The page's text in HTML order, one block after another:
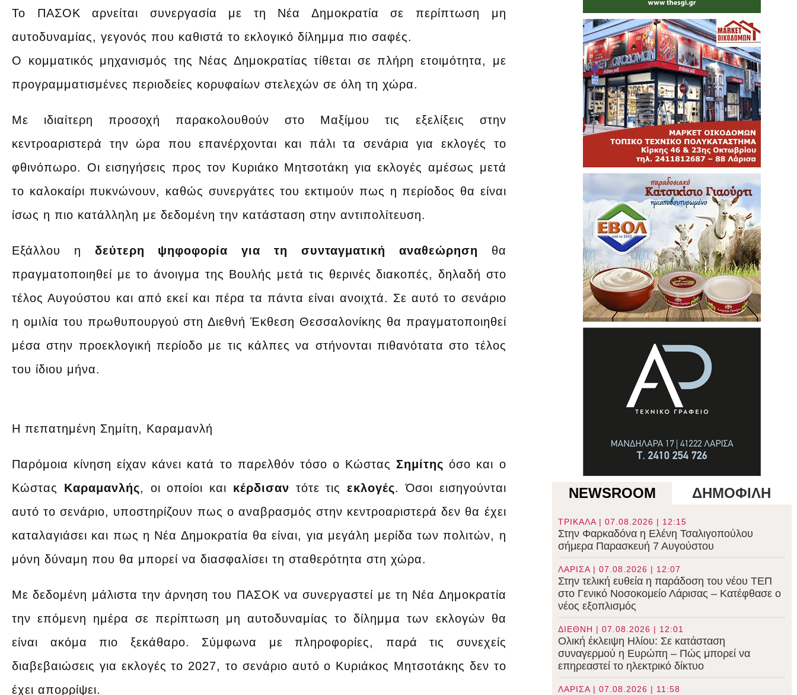
Το ΠΑΣΟΚ αρνείται συνεργασία με τη Νέα Δημοκρατία σε περίπτωση μη
αυτοδυναμίας, γεγονός που καθιστά το εκλογικό δίλημμα πιο σαφές.
Ο κομματικός μηχανισμός της Νέας Δημοκρατίας τίθεται σε πλήρη ετοιμότητα, με
προγραμματισμένες περιοδείες κορυφαίων στελεχών σε όλη τη χώρα.
Με ιδιαίτερη προσοχή παρακολουθούν στο Μαξίμου τις εξελίξεις στην
κεντροαριστερά την ώρα που επανέρχονται και πάλι τα σενάρια για εκλογές το
φθινόπωρο. Οι εισηγήσεις προς τον Κυριάκο Μητσοτάκη για εκλογές αμέσως μετά
το καλοκαίρι πυκνώνουν, καθώς συνεργάτες του εκτιμούν πως η περίοδος θα είναι
ίσως η πιο κατάλληλη με δεδομένη την κατάσταση στην αντιπολίτευση.
Εξάλλου η δεύτερη ψηφοφορία για τη συνταγματική αναθεώρηση θα
πραγματοποιηθεί με το άνοιγμα της Βουλής μετά τις θερινές διακοπές, δηλαδή στο
τέλος Αυγούστου και από εκεί και πέρα τα πάντα είναι ανοιχτά. Σε αυτό το σενάριο
η ομιλία του πρωθυπουργού στη Διεθνή Έκθεση Θεσσαλονίκης θα πραγματοποιηθεί
μέσα στην προεκλογική περίοδο με τις κάλπες να στήνονται πιθανότατα στο τέλος
του ίδιου μήνα.
Η πεπατημένη Σημίτη, Καραμανλή
Παρόμοια κίνηση είχαν κάνει κατά το παρελθόν τόσο ο ΚώσταςΣημίτης όσο και ο
Κώστας Καραμανλής, οι οποίοι και κέρδισαν τότε τιςεκλογές. Όσοι εισηγούνται
αυτό το σενάριο, υποστηρίζουν πως ο αναβρασμός στην κεντροαριστερά δεν θα έχει
καταλαγιάσει και πως η Νέα Δημοκρατία θα είναι, για μεγάλη μερίδα των πολιτών, η
μόνη δύναμη που θα μπορεί να διασφαλίσει τη σταθερότητα στη χώρα.
Με δεδομένη μάλιστα την άρνηση του ΠΑΣΟΚ να συνεργαστεί με τη Νέα Δημοκρατία
την επόμενη ημέρα σε περίπτωση μη αυτοδυναμίας το δίλημμα των εκλογών θα
είναι ακόμα πιο ξεκάθαρο. Σύμφωνα με πληροφορίες, παρά τις συνεχείς
διαβεβαιώσεις για εκλογές το 2027, το σενάριο αυτό ο Κυριάκος Μητσοτάκης δεν το
έχει απορρίψει.
NEWSROOM ΔΗΜΟΦΙΛΗ
ΤΡΙΚΑΛΑ | 07.08.2026 | 12:15
Στην Φαρκαδόνα η Ελένη Τσαλιγοπούλου
σήμερα Παρασκευή 7 Αυγούστου
ΛΑΡΙΣΑ | 07.08.2026 | 12:07
Στην τελική ευθεία η παράδοση του νέου ΤΕΠ
στο Γενικό Νοσοκομείο Λάρισας – Κατέφθασε ο
νέος εξοπλισμός
ΔΙΕΘΝΗ | 07.08.2026 | 12:01
Ολική έκλειψη Ηλίου: Σε κατάσταση
συναγερμού η Ευρώπη – Πώς μπορεί να
επηρεαστεί το ηλεκτρικό δίκτυο
ΛΑΡΙΣΑ | 07.08.2026 | 11:58